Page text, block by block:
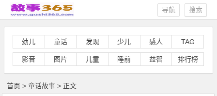
搜索
导航
幼儿 童话 发现 少儿 感人 TAG
影音 图片 儿童 睡前 益智 排行榜
首页 >童话故事 > 正文